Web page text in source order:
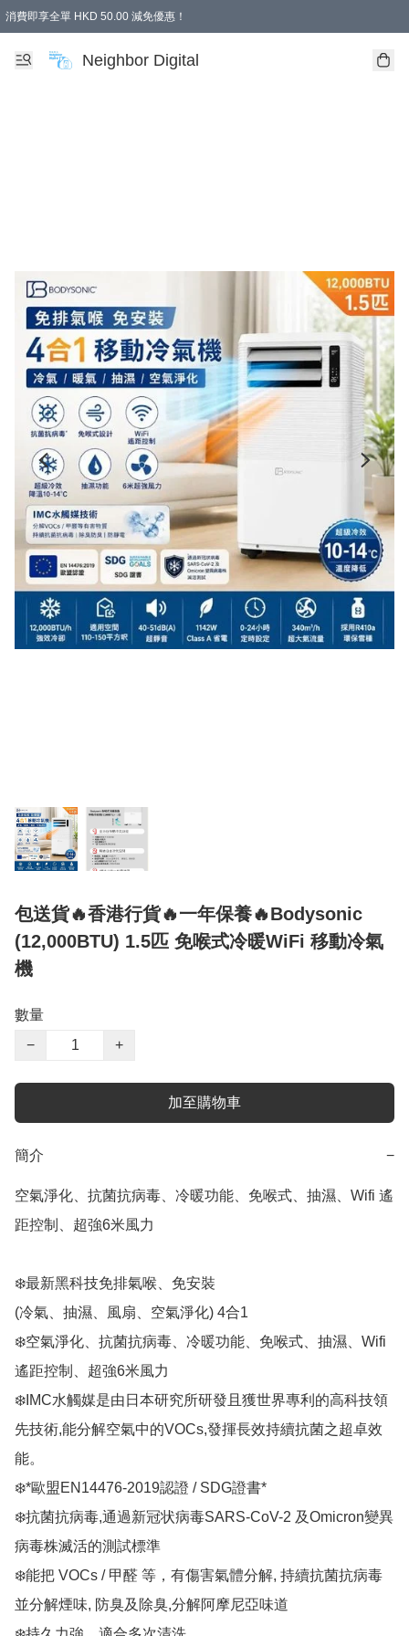
消費即享全單 HKD 50.00 減免優惠！
Neighbor Digital
包送貨🔥香港行貨🔥一年保養🔥Bodysonic
(12,000BTU) 1.5匹 免喉式冷暖WiFi 移動冷氣
機
數量
−
+
加至購物車
簡介 −
空氣淨化、抗菌抗病毒、冷暖功能、免喉式、抽濕、Wifi 遙
距控制、超強6米風力
❄️最新黑科技免排氣喉、免安裝
(冷氣、抽濕、風扇、空氣淨化) 4合1
❄️空氣淨化、抗菌抗病毒、冷暖功能、免喉式、抽濕、Wifi
遙距控制、超強6米風力
❄️IMC水觸媒是由日本研究所研發且獲世界專利的高科技領
先技術,能分解空氣中的VOCs,發揮長效持續抗菌之超卓效
能。
❄️*歐盟EN14476-2019認證 / SDG證書*
❄️抗菌抗病毒,通過新冠状病毒SARS-CoV-2 及Omicron變異
病毒株滅活的測試標準
❄️能把 VOCs / 甲醛 等，有傷害氣體分解, 持續抗菌抗病毒
並分解煙味, 防臭及除臭,分解阿摩尼亞味道